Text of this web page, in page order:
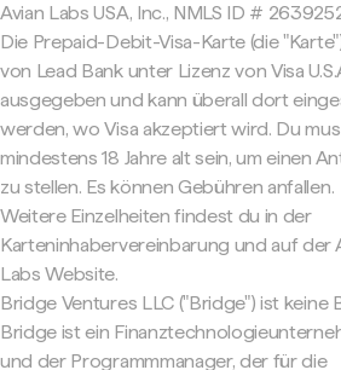
Avian Labs USA, Inc., NMLS ID #
Die Prepaid-Debit-Visa-Karte (die
von Lead Bank unter Lizenz von Visa
ausgegeben und kann überall dort
werden, wo Visa akzeptiert wird. Du
mindestens 18 Jahre alt sein, um einen
zu stellen. Es können Gebühren anfallen.
Weitere Einzelheiten findest du in der
Karteninhabervereinbarung und auf der
Labs Website.
Bridge Ventures LLC ("Bridge") ist keine
Bridge ist ein
und der Programmmanager, der für die